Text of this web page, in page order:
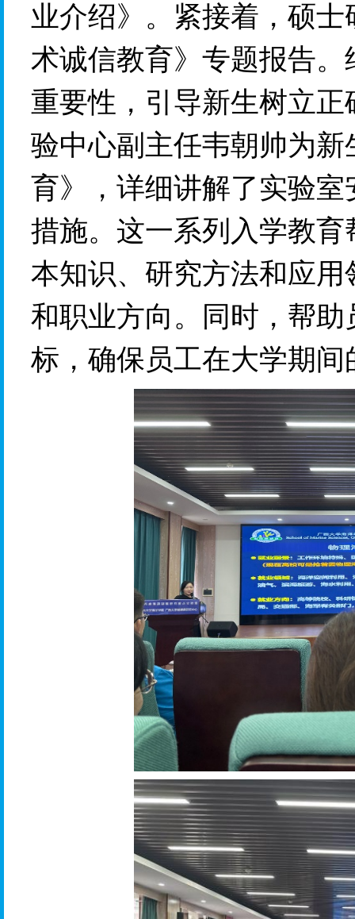
业介绍》。紧接着，硕
术诚信教育》专题报告
重要性，引导新生树立
验中心副主任韦朝帅为
育》，详细讲解了实验
措施。这一系列入学教
本知识、研究方法和应
和职业方向。同时，帮
标，确保员工在大学期